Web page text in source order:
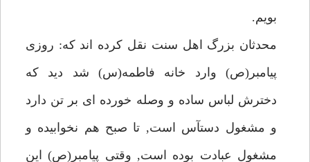
بويم.
محدثان بزرگ اهل سنت نقل كرده اند كه: روزى
پيامبر(ص) وارد خانه فاطمه(س) شد ديد كه
دخترش لباس ساده و وصله خورده اى بر تن دارد
و مشغول دستآس است, تا صبح هم نخوابيده و
مشغول عبادت بوده است, وقتى پيامبر(ص) اين